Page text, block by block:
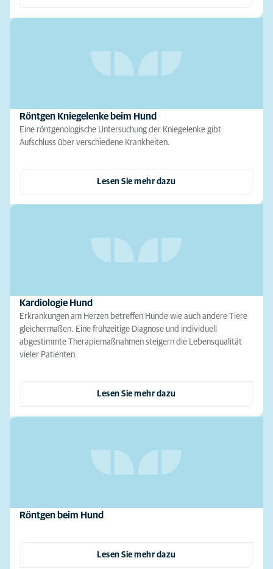
Röntgen Kniegelenke beim Hund
Eine röntgenologische Untersuchung der Kniegelenke gibt
Aufschluss über verschiedene Krankheiten.
Lesen Sie mehr dazu
Kardiologie Hund
Erkrankungen am Herzen betreffen Hunde wie auch andere Tiere
gleichermaßen. Eine frühzeitige Diagnose und individuell
abgestimmte Therapiemaßnahmen steigern die Lebensqualität
vieler Patienten.
Lesen Sie mehr dazu
Röntgen beim Hund
Lesen Sie mehr dazu